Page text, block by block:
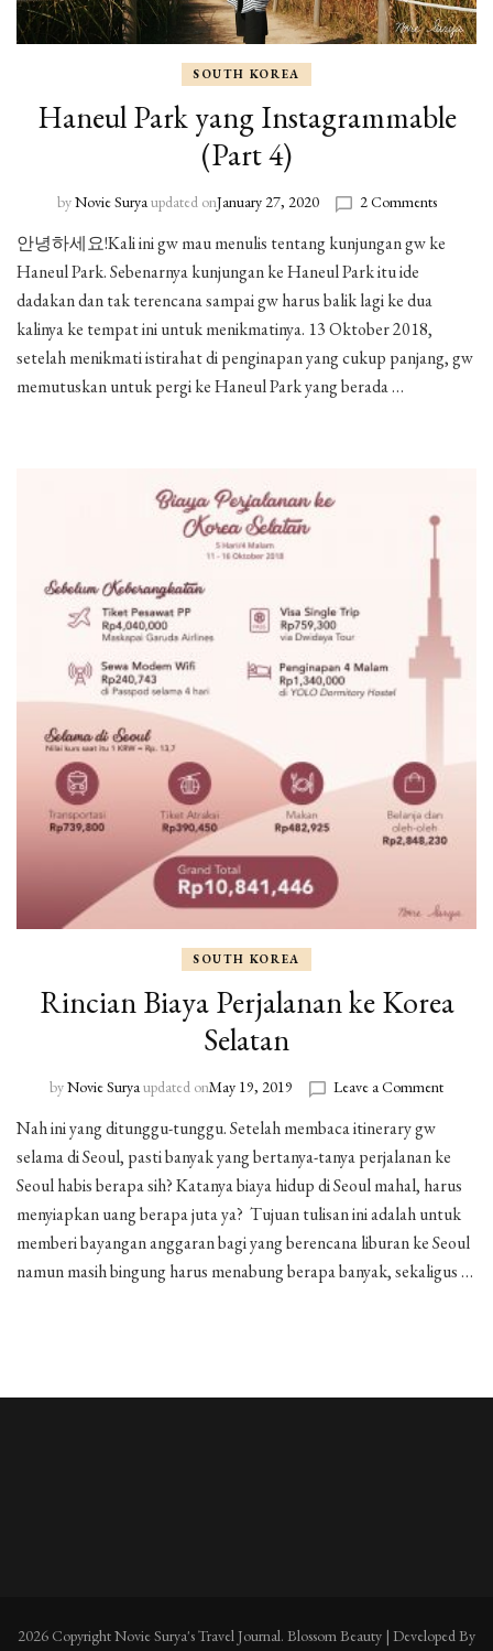
SOUTH KOREA
Haneul Park yang Instagrammable
(Part 4)
byNovie Suryaupdated onJanuary 27, 2020 2 Commentson
Park
안녕하세요!Kali ini gw mau menulis tentang kunjungan gw ke
Haneul Park. Sebenarnya kunjungan ke Haneul Park itu ide
dadakan dan tak terencana sampai gw harus balik lagi ke dua
kalinya ke tempat ini untuk menikmatinya. 13 Oktober 2018,
setelah menikmati istirahat di penginapan yang cukup panjang, gw
memutuskan untuk pergi ke Haneul Park yang berada …
SOUTH KOREA
Rincian Biaya Perjalanan ke Korea
Selatan
byNovie Suryaupdated onMay 19, 2019 Leave a Comment
ke
Korea
Selatan
Nah ini yang ditunggu-tunggu. Setelah membaca itinerary gw
selama di Seoul, pasti banyak yang bertanya-tanya perjalanan ke
Seoul habis berapa sih? Katanya biaya hidup di Seoul mahal, harus
menyiapkan uang berapa juta ya? Tujuan tulisan ini adalah untuk
memberi bayangan anggaran bagi yang berencana liburan ke Seoul
namun masih bingung harus menabung berapa banyak, sekaligus …
2026 CopyrightNovie Surya's Travel Journal. Blossom Beauty | Developed By